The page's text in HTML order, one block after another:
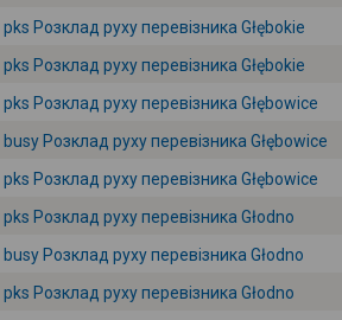
pks Розклад руху перевізника Głębokie
pks Розклад руху перевізника Głębokie
pks Розклад руху перевізника Głębowice
busy Розклад руху перевізника Głębowice
pks Розклад руху перевізника Głębowice
pks Розклад руху перевізника Głodno
busy Розклад руху перевізника Głodno
pks Розклад руху перевізника Głodno